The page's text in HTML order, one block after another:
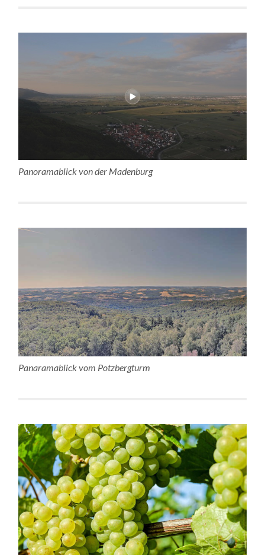
Panoramablick von der Madenburg
Panaramablick vom Potzbergturm